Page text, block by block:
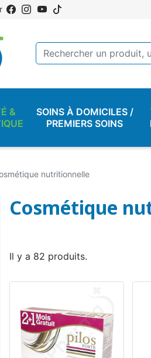
&
SOINS À DOMICILES /
PREMIERS SOINS
nutritionnelle
Cosmétique
Il y a 82 produits.